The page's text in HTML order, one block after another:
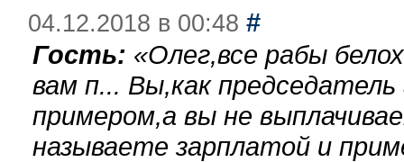
04.12.2018 в 00:48 #
Гость: «Олег,все рабы
вам п... Вы,как
примером,а вы не
называете зарплатой и